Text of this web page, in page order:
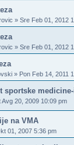
» Sre Feb 01, 2012
» Sre Feb 01, 2012
» Pon Feb 14, 2011
sportske
Avg 20, 2009 10:09 pm
na VMA
01, 2007 5:36 pm